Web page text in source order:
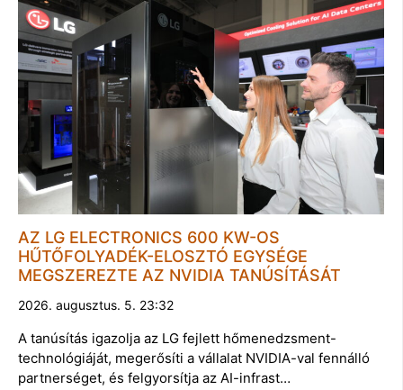
AZ LG ELECTRONICS 600 KW-OS
HŰTŐFOLYADÉK-ELOSZTÓ EGYSÉGE
MEGSZEREZTE AZ NVIDIA TANÚSÍTÁSÁT
2026. augusztus. 5. 23:32
A tanúsítás igazolja az LG fejlett hőmenedzsment-
technológiáját, megerősíti a vállalat NVIDIA-val fennálló
partnerséget, és felgyorsítja az AI-infrast…